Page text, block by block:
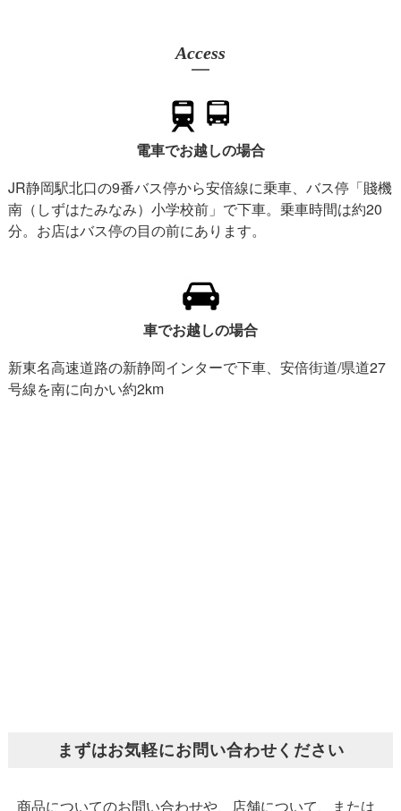
Access
電車でお越しの場合
JR静岡駅北口の9番バス停から安倍線に乗車、バス停「賤機
南（しずはたみなみ）小学校前」で下車。乗車時間は約20
分。お店はバス停の目の前にあります。
車でお越しの場合
新東名高速道路の新静岡インターで下車、安倍街道/県道27
号線を南に向かい約2km
まずはお気軽にお問い合わせください
商品についてのお問い合わせや、店舗について、または